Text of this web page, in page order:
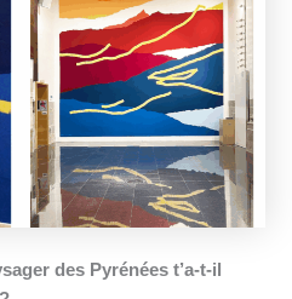
des Pyrénées t’a-t-il